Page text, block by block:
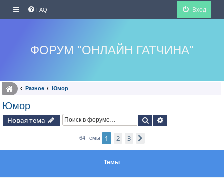
FAQ Вход
ФОРУМ "ОНЛАЙН ГАТЧИНА"
Разное Юмор
Юмор
Новая тема Поиск
64 темы 1 2 3
Темы